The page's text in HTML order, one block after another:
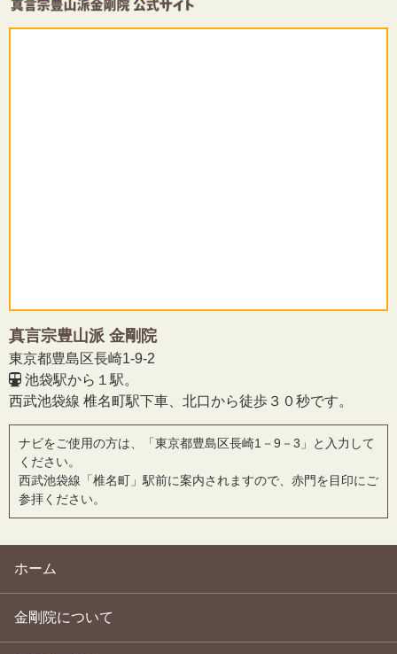
真言宗豊山派 金剛院
東京都豊島区長崎1-9-2
池袋駅から１駅。
西武池袋線 椎名町駅下車、北口から徒歩３０秒です。
ナビをご使用の方は、「東京都豊島区長崎1－9－3」と入力して
ください。
西武池袋線「椎名町」駅前に案内されますので、赤門を目印にご
参拝ください。
ホーム
金剛院について